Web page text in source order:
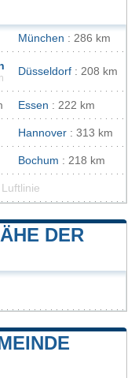
München : 286 km
Düsseldorf : 208 km
Essen : 222 km
Hannover : 313 km
Bochum : 218 km
DER